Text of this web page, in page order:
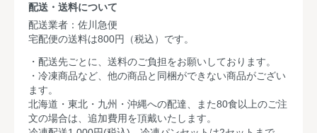
配送・送料について
配送業者：佐川急便
宅配便の送料は800円（税込）です。
・配送先ごとに、送料のご負担をお願いしております。
・冷凍商品など、他の商品と同梱ができない商品がござい
ます。
北海道・東北・九州・沖縄への配達、また80食以上のご注
文の場合は、追加費用を頂戴いたします。